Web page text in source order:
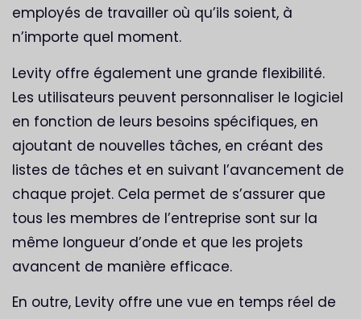
employés de travailler où qu’ils soient, à
n’importe quel moment.
Levity offre également une grande flexibilité.
Les utilisateurs peuvent personnaliser le logiciel
en fonction de leurs besoins spécifiques, en
ajoutant de nouvelles tâches, en créant des
listes de tâches et en suivant l’avancement de
chaque projet. Cela permet de s’assurer que
tous les membres de l’entreprise sont sur la
même longueur d’onde et que les projets
avancent de manière efficace.
En outre, Levity offre une vue en temps réel de